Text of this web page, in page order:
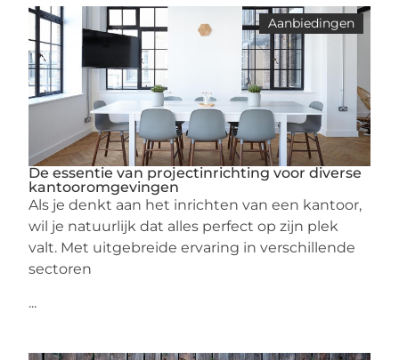
Aanbiedingen
De essentie van projectinrichting voor diverse
kantooromgevingen
Als je denkt aan het inrichten van een kantoor,
wil je natuurlijk dat alles perfect op zijn plek
valt. Met uitgebreide ervaring in verschillende
sectoren
...